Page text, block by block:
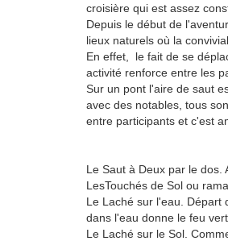
croisière qui est assez
Depuis le début de
lieux naturels où la
En effet, le fait de se
activité renforce entre les
Sur un pont l'aire de saut
avec des notables, tous
entre participants et c'est
Le Saut à Deux par le dos.
LesTouchés de Sol ou
Le Laché sur l'eau. Départ
dans l'eau donne le feu
Le Laché sur le Sol.